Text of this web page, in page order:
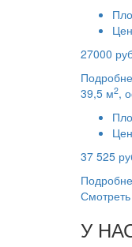
27000
39,5 м2,
37 525
У